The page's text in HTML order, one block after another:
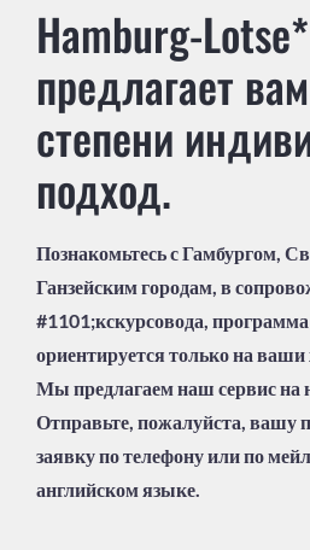
Hamburg-Lotse*
предлагает
степени
подход.
Познакомьтесь с Гамбургом,
Ганзейским городам, в
#1101;кскурсовода,
ориентируется только на
Мы предлагаем наш сервис на
Отправьте, пожалуйста, вашу
заявку по телефону или по
английском языке.